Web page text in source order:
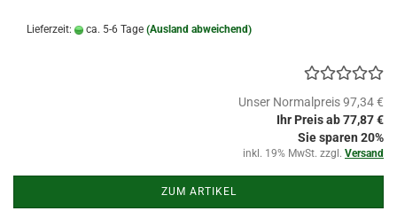
Lieferzeit: ca. 5-6 Tage (Ausland abweichend)
Unser Normalpreis 97,34 €
Ihr Preis ab 77,87 €
Sie sparen 20%
inkl. 19% MwSt. zzgl. Versand
ZUM ARTIKEL